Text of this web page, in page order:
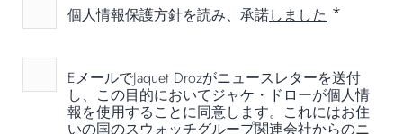
個人情報保護方針を読み、承諾しました *
EメールでJaquet Drozがニュースレターを送付
し、この目的においてジャケ・ドローが個人情
報を使用することに同意します。これにはお住
いの国のスウォッチグループ関連会社からのニ